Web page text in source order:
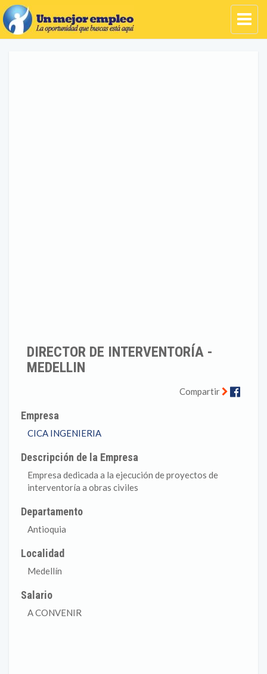
DIRECTOR DE INTERVENTORÍA -
MEDELLIN
Compartir
Empresa
CICA INGENIERIA
Descripción de la Empresa
Empresa dedicada a la ejecución de proyectos de
interventoría a obras civiles
Departamento
Antioquia
Localidad
Medellín
Salario
A CONVENIR